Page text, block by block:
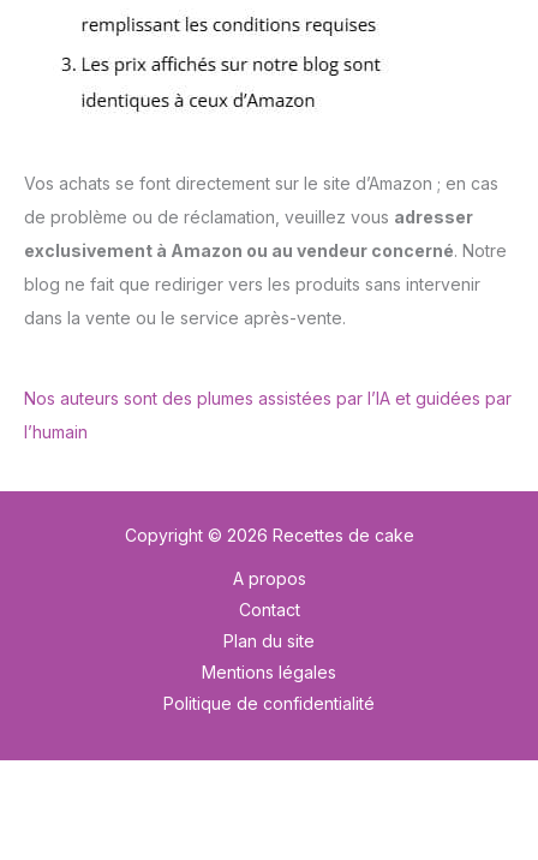
Vos achats se font directement sur le site d’Amazon ; en cas
de problème ou de réclamation, veuillez vous adresser
exclusivement à Amazon ou au vendeur concerné. Notre
blog ne fait que rediriger vers les produits sans intervenir
dans la vente ou le service après-vente.
Nos auteurs sont des plumes assistées par l’IA et guidées par
l’humain
Copyright © 2026 Recettes de cake
A propos
Contact
Plan du site
Mentions légales
Politique de confidentialité